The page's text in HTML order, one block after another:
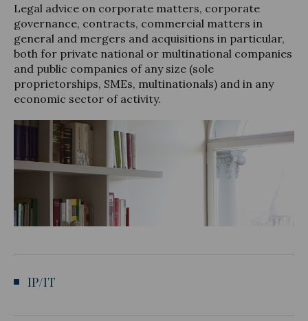
Legal Update
News and Articles
Legal advice on corporate matters, corporate
governance, contracts, commercial matters in
general and mergers and acquisitions in particular,
both for private national or multinational companies
and public companies of any size (sole
proprietorships, SMEs, multinationals) and in any
economic sector of activity.
IP/IT